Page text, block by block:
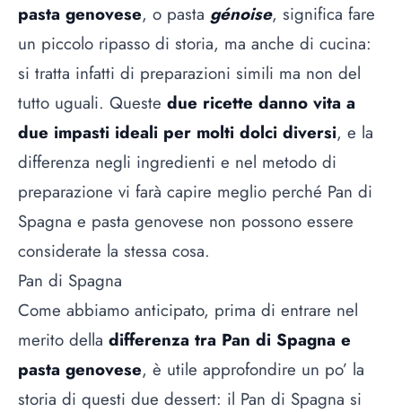
pasta genovese, o pasta génoise, significa fare
un piccolo ripasso di storia, ma anche di cucina:
si tratta infatti di preparazioni simili ma non del
tutto uguali. Queste due ricette danno vita a
due impasti ideali per molti dolci diversi, e la
differenza negli ingredienti e nel metodo di
preparazione vi farà capire meglio perché Pan di
Spagna e pasta genovese non possono essere
considerate la stessa cosa.
Pan di Spagna
Come abbiamo anticipato, prima di entrare nel
merito della differenza tra Pan di Spagna e
pasta genovese, è utile approfondire un po’ la
storia di questi due dessert: il Pan di Spagna si